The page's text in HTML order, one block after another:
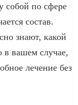
собой по сфере
состав.
знают, какой
в вашем случае,
лечение без